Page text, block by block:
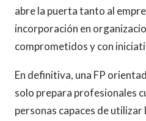
abre la puerta tanto al
incorporación en
comprometidos y con
En definitiva, una FP
solo prepara profesionales
personas capaces de